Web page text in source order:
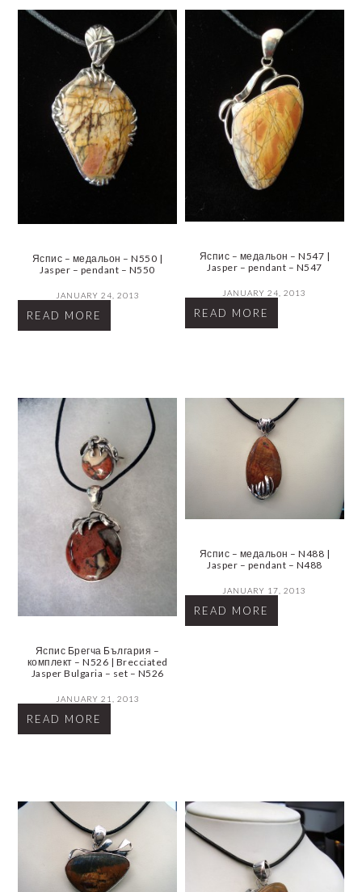
Яспис – медальон – N550 |
Jasper – pendant – N550
JANUARY 24, 2013
READ MORE
Яспис – медальон – N547 |
Jasper – pendant – N547
JANUARY 24, 2013
READ MORE
Яспис Брегча България –
комплект – N526 | Brecciated
Jasper Bulgaria – set – N526
JANUARY 21, 2013
READ MORE
Яспис – медальон – N488 |
Jasper – pendant – N488
JANUARY 17, 2013
READ MORE